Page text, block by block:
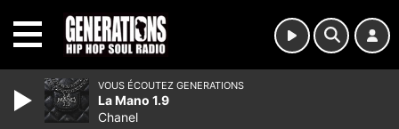
VOUS ÉCOUTEZ GENERATIONS
La Mano 1.9
Chanel